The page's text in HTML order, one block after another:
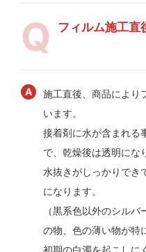
フィルム施工直
施工直後、商品により
います。
接着剤に水が含まれる
で、乾燥後は透明にな
水抜きがしっかりでき
になります。
（黒系色以外のシル
の物、色の薄い物が特
初期の白濁を起こしに